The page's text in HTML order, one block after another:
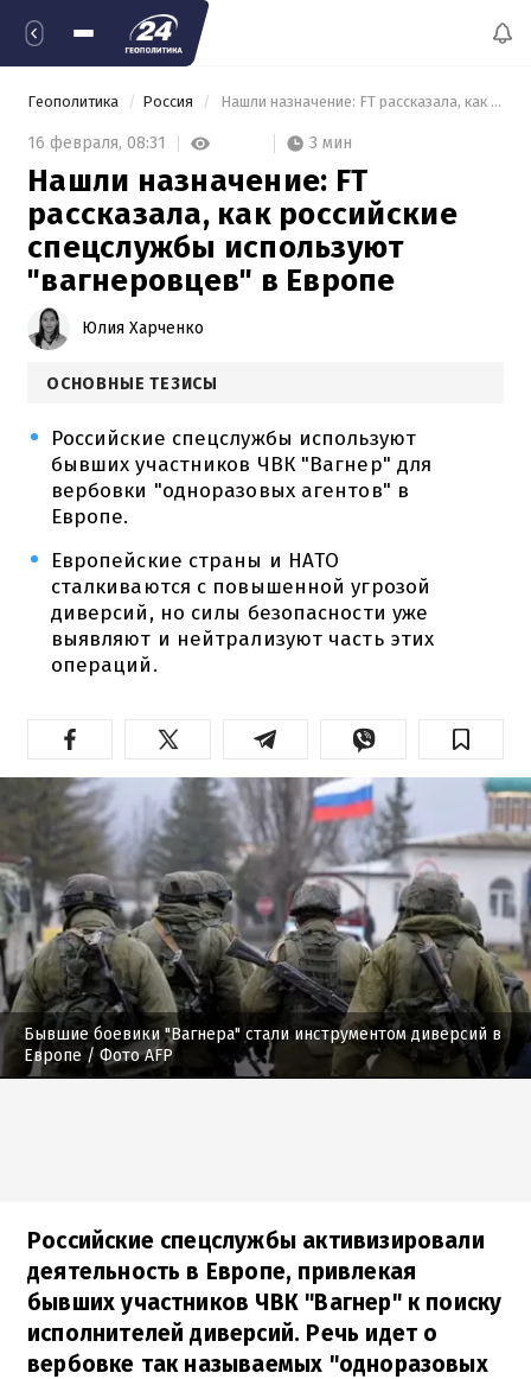
Геополитика Россия Нашли назначение: FT рассказала, как российские спецслужбы используют "вагнеровцев" в Европе
16 февраля, 08:31 3 мин
Нашли назначение: FT
рассказала, как российские
спецслужбы используют
"вагнеровцев" в Европе
Юлия Харченко
ОСНОВНЫЕ ТЕЗИСЫ
Российские спецслужбы используют
бывших участников ЧВК "Вагнер" для
вербовки "одноразовых агентов" в
Европе.
Европейские страны и НАТО
сталкиваются с повышенной угрозой
диверсий, но силы безопасности уже
выявляют и нейтрализуют часть этих
операций.
Бывшие боевики "Вагнера" стали инструментом диверсий в
Европе / Фото AFP
Российские спецслужбы активизировали
деятельность в Европе, привлекая
бывших участников ЧВК "Вагнер" к поиску
исполнителей диверсий. Речь идет о
вербовке так называемых "одноразовых